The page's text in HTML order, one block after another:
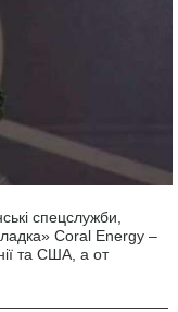
спецслужби,
Coral Energy –
та США, а от